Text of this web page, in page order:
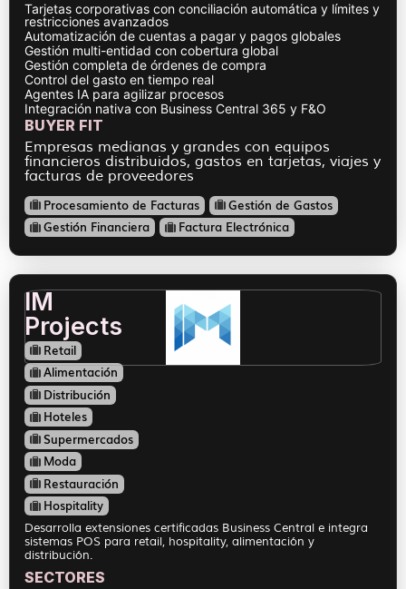
Tarjetas corporativas con conciliación automática y límites y
restricciones avanzados
Automatización de cuentas a pagar y pagos globales
Gestión multi-entidad con cobertura global
Gestión completa de órdenes de compra
Control del gasto en tiempo real
Agentes IA para agilizar procesos
Integración nativa con Business Central 365 y F&O
BUYER FIT
Empresas medianas y grandes con equipos
financieros distribuidos, gastos en tarjetas, viajes y
facturas de proveedores
Procesamiento de Facturas
Gestión de Gastos
Gestión Financiera
Factura Electrónica
IM
Projects
Retail
Alimentación
Distribución
Hoteles
Supermercados
Moda
Restauración
Hospitality
Desarrolla extensiones certificadas Business Central e integra
sistemas POS para retail, hospitality, alimentación y
distribución.
SECTORES